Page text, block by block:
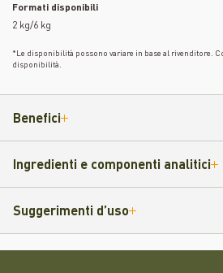
Formati disponibili
2 kg/6 kg
*Le disponibilità possono variare in base al rivenditore.
disponibilità.
Benefici
Ingredienti e componenti analitici
Suggerimenti d’uso